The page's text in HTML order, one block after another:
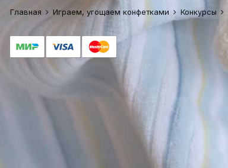
Главная Играем, угощаем конфетками Конкурсы